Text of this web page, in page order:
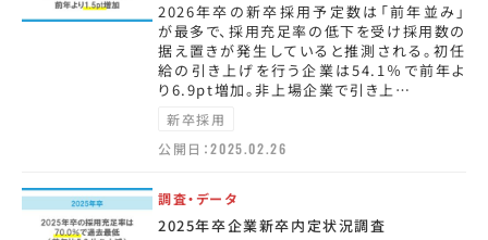
2026年卒の新卒採用予定数は「前年並み」
が最多で、採用充足率の低下を受け採用数の
据え置きが発生していると推測される。初任
給の引き上げを行う企業は54.1％で前年よ
り6.9pt増加。非上場企業で引き上…
新卒採用
公開日：2025.02.26
調査・データ
2025年卒企業新卒内定状況調査